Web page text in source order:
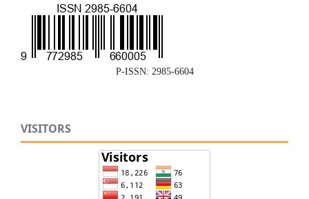
P-ISSN: 2985-6604
VISITORS